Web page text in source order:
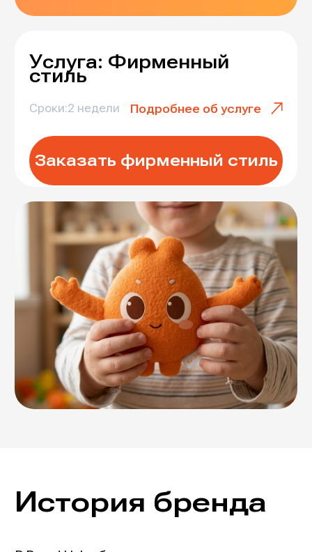
Услуга: Фирменный
стиль
Сроки:2 недели Подробнее об услуге
Заказать фирменный стиль
История бренда